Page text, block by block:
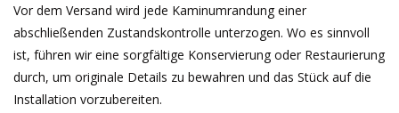
Vor dem Versand wird jede Kaminumrandung einer
abschließenden Zustandskontrolle unterzogen. Wo es sinnvoll
ist, führen wir eine sorgfältige Konservierung oder Restaurierung
durch, um originale Details zu bewahren und das Stück auf die
Installation vorzubereiten.